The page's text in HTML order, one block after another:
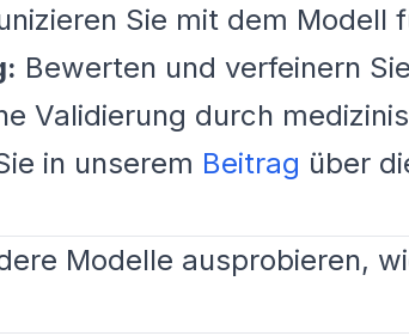
Sie mit dem Modell
Bewerten und verfeinern
Validierung durch
in unserem Beitrag über
Modelle ausprobieren,